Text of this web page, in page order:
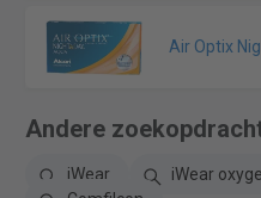
Air Optix
Andere
iWear iWear